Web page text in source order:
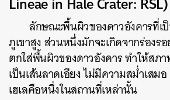
ลักษณะพื้นผิวของดาวอังคารที่
ภูเขาสูง ส่วนหนึ่งมักจะเกิดจากร่องร
ตกใส่พื้นผิวของดาวอังคาร ทำให้ส
เป็นเส้นลาดเอียง ไม่มีความสม่ำเสม
เฮเลคือหนึ่งในสถานที่เหล่านั้น